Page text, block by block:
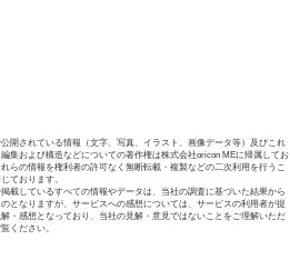
公開されている情報（文字、写真、イラスト、画像データ等）及びこれ
集および構造などについての著作権は株式会社oricon MEに帰属してお
らの情報を権利者の許可なく無断転載・複製などの二次利用を行うこ
ております。
載しているすべての情報やデータは、当社の調査に基づいた結果から
となりますが、サービスへの感想については、サービスの利用者が提
・感想となっており、当社の見解・意見ではないことをご理解いただ
ください。